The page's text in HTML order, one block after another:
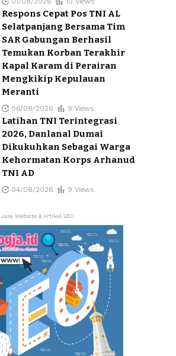
Respons Cepat Pos TNI AL
Selatpanjang Bersama Tim
SAR Gabungan Berhasil
Temukan Korban Terakhir
Kapal Karam di Perairan
Mengkikip Kepulauan
Meranti
06/08/2026 9 Views
Latihan TNI Terintegrasi
2026, Danlanal Dumai
Dikukuhkan Sebagai Warga
Kehormatan Korps Arhanud
TNI AD
04/08/2026 9 Views
Jasa Website & Artikel SEO